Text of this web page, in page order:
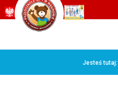
Jesteś tutaj: